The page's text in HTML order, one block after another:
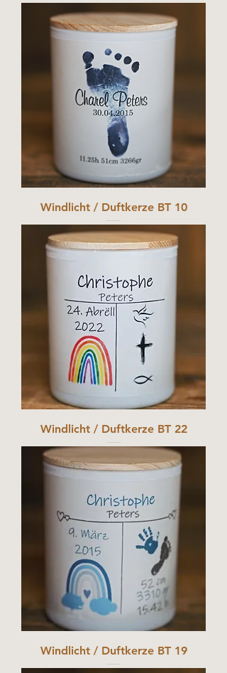
Windlicht / Duftkerze BT 10
Windlicht / Duftkerze BT 22
Windlicht / Duftkerze BT 19